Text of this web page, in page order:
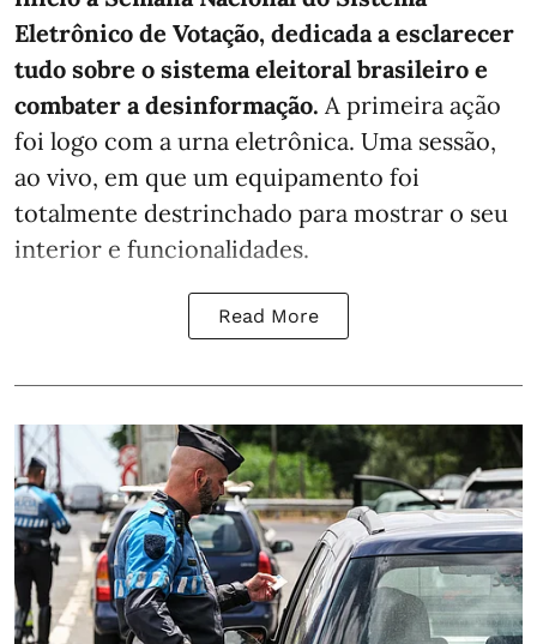
Eletrônico de Votação, dedicada a esclarecer
tudo sobre o sistema eleitoral brasileiro e
combater a desinformação. A primeira ação
foi logo com a urna eletrônica. Uma sessão,
ao vivo, em que um equipamento foi
totalmente destrinchado para mostrar o seu
interior e funcionalidades.
Read More